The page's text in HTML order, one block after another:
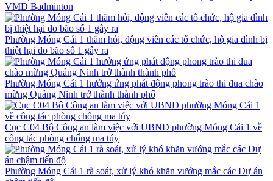
VMD Badminton
Phường Móng Cái 1 thăm hỏi, động viên các tổ chức, hộ gia đình bị
thiệt hại do bão số 1 gây ra
Phường Móng Cái 1 hưởng ứng phát động phong trào thi đua chào
mừng Quảng Ninh trở thành thành phố
Cục C04 Bộ Công an làm việc với UBND phường Móng Cái 1 về
công tác phòng chống ma túy
Phường Móng Cái 1 rà soát, xử lý khó khăn vướng mắc các Dự án